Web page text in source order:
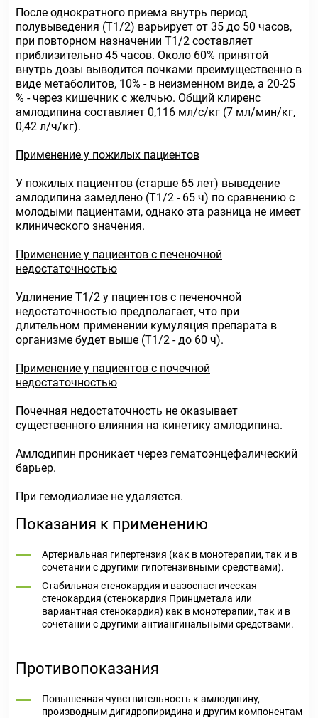
После однократного приема внутрь период
полувыведения (Т1/2) варьирует от 35 до 50 часов,
при повторном назначении Т1/2 составляет
приблизительно 45 часов. Около 60% принятой
внутрь дозы выводится почками преимущественно в
виде метаболитов, 10% - в неизменном виде, а 20-25
% - через кишечник с желчью. Общий клиренс
амлодипина составляет 0,116 мл/с/кг (7 мл/мин/кг,
0,42 л/ч/кг).
Применение у пожилых пациентов
У пожилых пациентов (старше 65 лет) выведение
амлодипина замедлено (Т1/2 - 65 ч) по сравнению с
молодыми пациентами, однако эта разница не имеет
клинического значения.
Применение у пациентов с печеночной
недостаточностью
Удлинение Т1/2 у пациентов с печеночной
недостаточностью предполагает, что при
длительном применении кумуляция препарата в
организме будет выше (Т1/2 - до 60 ч).
Применение у пациентов с почечной
недостаточностью
Почечная недостаточность не оказывает
существенного влияния на кинетику амлодипина.
Амлодипин проникает через гематоэнцефалический
барьер.
При гемодиализе не удаляется.
Показания к применению
Артериальная гипертензия (как в монотерапии, так и в
сочетании с другими гипотензивными средствами).
Стабильная стенокардия и вазоспастическая
стенокардия (стенокардия Принцметала или
вариантная стенокардия) как в монотерапии, так и в
сочетании с другими антиангинальными средствами.
Противопоказания
Повышенная чувствительность к амлодипину,
производным дигидропиридина и другим компонентам